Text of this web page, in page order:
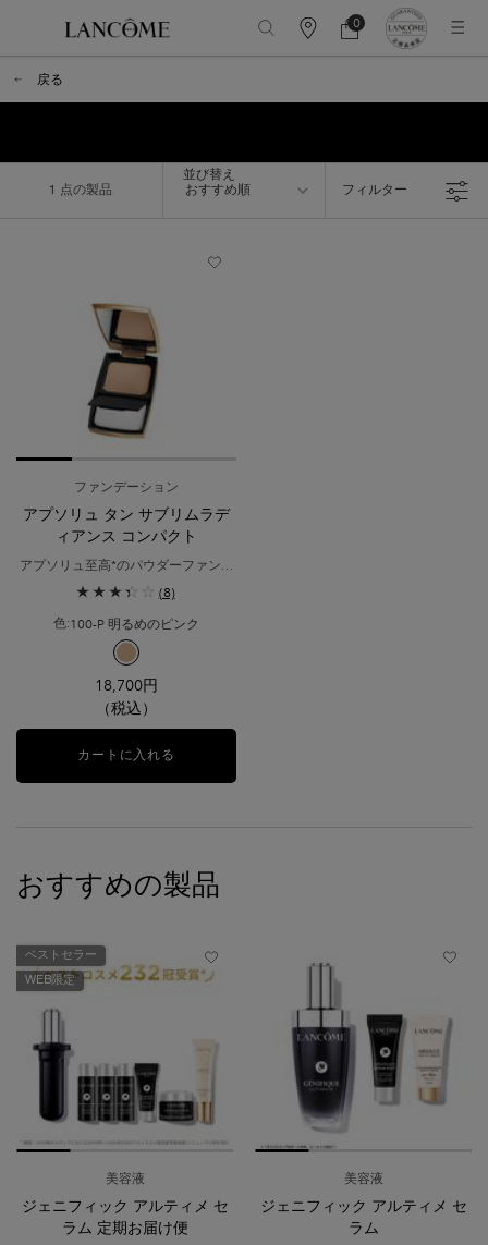
カ
ー
カ
ー
0
0 カート内の製品
戻る
1 点の製品
並び替え
おすすめ順
並び替え
フィルター
フィルターメニュー
ファンデーション
アプソリュ タン サブリムラデ
ィアンス コンパクト
アプソリュ至高*のパウダーファンデ
一段あがるような仕上がり。
(8)
色:100-P 明るめのピンク
選択済み
100-P 明るめのピンク のカラー アプソリュ タン サブリムラ
18,700円
（税込）
カートに入れる
おすすめの製品
ベストセラー
WEB限定
美容液
ジェニフィック アルティメ セ
ラム 定期お届け便
美容液
ジェニフィック アルティメ セ
ラム